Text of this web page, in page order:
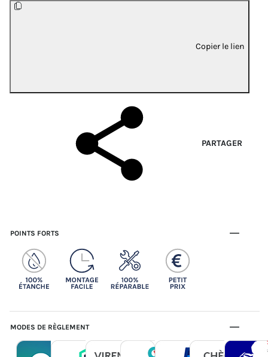
Copier le lien
PARTAGER
POINTS FORTS
MODES DE RÈGLEMENT